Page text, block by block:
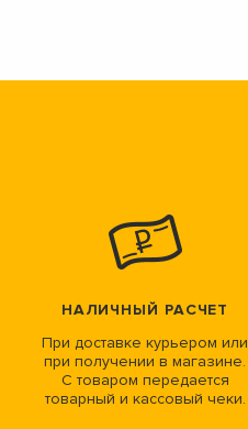
НАЛИЧНЫЙ РАСЧЕТ
При доставке курьером или
при получении в магазине.
С товаром передается
товарный и кассовый чеки.